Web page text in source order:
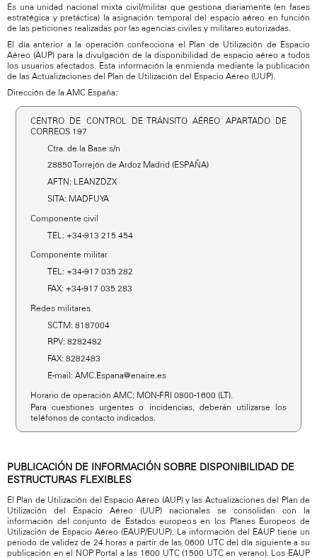
Es una unidad nacional mixta civil/militar que gestiona diariamente (en fases
estratégica y pretáctica) la asignación temporal del espacio aéreo en función
de las peticiones realizadas por las agencias civiles y militares autorizadas.
El día anterior a la operación confecciona el Plan de Utilización de Espacio
Aéreo (AUP) para la divulgación de la disponibilidad de espacio aéreo a todos
los usuarios afectados. Esta información la enmienda mediante la publicación
de las Actualizaciones del Plan de Utilización del Espacio Aéreo (UUP).
Dirección de la AMC España:
CENTRO DE CONTROL DE TRÁNSITO AÉREO APARTADO DE
CORREOS 197
Ctra. de la Base s/n
28850 Torrejón de Ardoz Madrid (ESPAÑA)
AFTN: LEANZDZX
SITA: MADFUYA
Componente civil
TEL: +34-913 215 454
Componente militar
TEL: +34-917 035 282
FAX: +34-917 035 283
Redes militares
SCTM: 8187004
RPV: 8282482
FAX: 8282483
E-mail: AMC.Espana@enaire.es
Horario de operación AMC: MON-FRI 0800-1600 (LT).
Para cuestiones urgentes o incidencias, deberán utilizarse los
teléfonos de contacto indicados.
PUBLICACIÓN DE INFORMACIÓN SOBRE DISPONIBILIDAD DE
ESTRUCTURAS FLEXIBLES
El Plan de Utilización del Espacio Aéreo (AUP) y las Actualizaciones del Plan de
Utilización del Espacio Aéreo (UUP) nacionales se consolidan con la
información del conjunto de Estados europeos en los Planes Europeos de
Utilización de Espacio Aéreo (EAUP/EUUP). La información del EAUP tiene un
periodo de validez de 24 horas a partir de las 0600 UTC del día siguiente a su
publicación en el NOP Portal a las 1600 UTC (1500 UTC en verano). Los EAUP